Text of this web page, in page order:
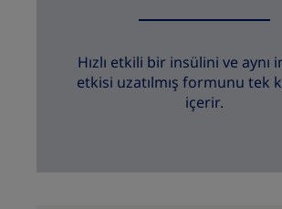
Hızlı etkili bir insülini ve aynı
etkisi uzatılmış formunu tek
içerir.